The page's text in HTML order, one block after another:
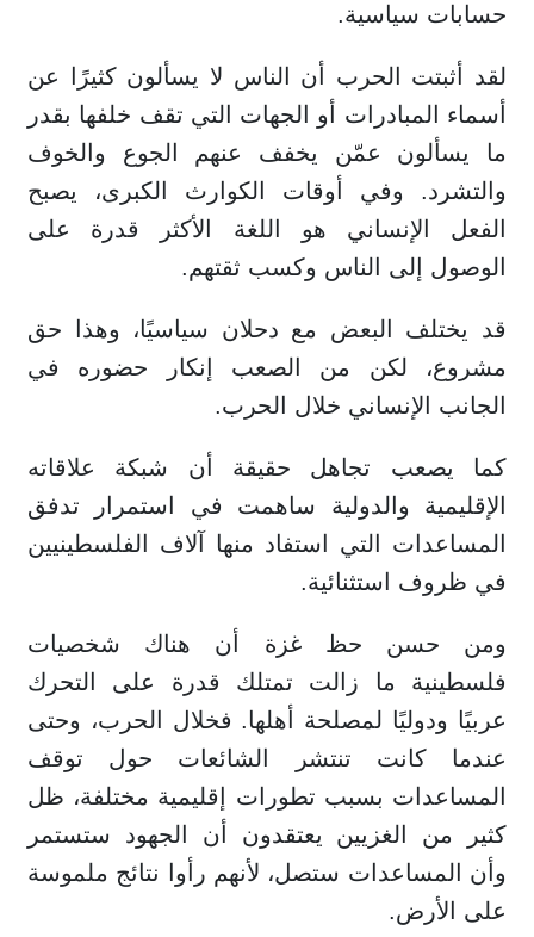
حسابات سياسية.
لقد أثبتت الحرب أن الناس لا يسألون كثيرًا عن
أسماء المبادرات أو الجهات التي تقف خلفها بقدر
ما يسألون عمّن يخفف عنهم الجوع والخوف
والتشرد. وفي أوقات الكوارث الكبرى، يصبح
الفعل الإنساني هو اللغة الأكثر قدرة على
الوصول إلى الناس وكسب ثقتهم.
قد يختلف البعض مع دحلان سياسيًا، وهذا حق
مشروع، لكن من الصعب إنكار حضوره في
الجانب الإنساني خلال الحرب.
كما يصعب تجاهل حقيقة أن شبكة علاقاته
الإقليمية والدولية ساهمت في استمرار تدفق
المساعدات التي استفاد منها آلاف الفلسطينيين
في ظروف استثنائية.
ومن حسن حظ غزة أن هناك شخصيات
فلسطينية ما زالت تمتلك قدرة على التحرك
عربيًا ودوليًا لمصلحة أهلها. فخلال الحرب، وحتى
عندما كانت تنتشر الشائعات حول توقف
المساعدات بسبب تطورات إقليمية مختلفة، ظل
كثير من الغزيين يعتقدون أن الجهود ستستمر
وأن المساعدات ستصل، لأنهم رأوا نتائج ملموسة
على الأرض.